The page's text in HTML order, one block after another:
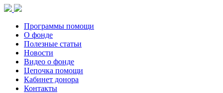
Программы помощи
О фонде
Полезные статьи
Новости
Видео о фонде
Цепочка помощи
Кабинет донора
Контакты